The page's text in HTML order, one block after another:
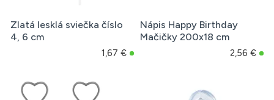
Zlatá lesklá sviečka číslo
4, 6 cm
1,67 €
Nápis Happy Birthday
Mačičky 200x18 cm
2,56 €